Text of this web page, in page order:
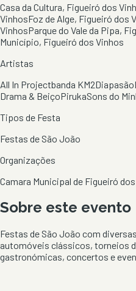
Casa da Cultura, Figueiró dos
VinhosFoz de Alge, Figueiró dos
VinhosParque do Vale da Pipa,
Município, Figueiró dos Vinhos
Artistas
All In Projectbanda KM2Diapasão
Drama & BeiçoPirukaSons do
Tipos de Festa
Festas de São João
Organizações
Camara Municipal de Figueiró
Sobre este evento
Festas de São João com
automóveis clássicos, torneios
gastronómicas, concertos e